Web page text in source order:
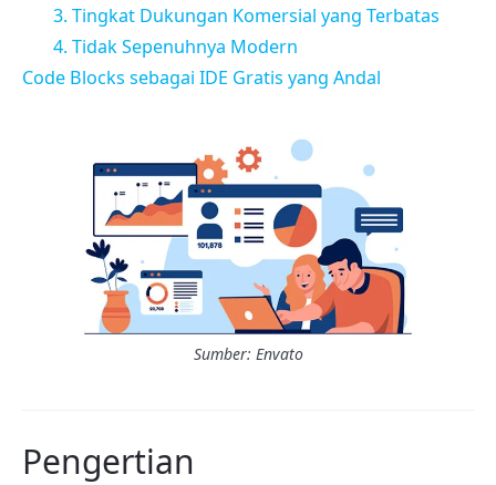
3. Tingkat Dukungan Komersial yang Terbatas
4. Tidak Sepenuhnya Modern
Code Blocks sebagai IDE Gratis yang Andal
Sumber: Envato
Pengertian